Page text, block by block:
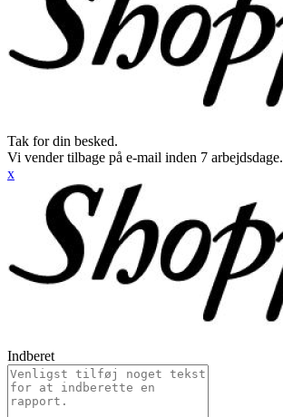
Tak for din besked.
Vi vender tilbage på e-mail inden 7 arbejdsdage.
x
Indberet